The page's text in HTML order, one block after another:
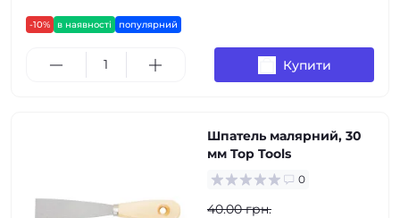
-10% в наявності популярний
Купити
Шпатель малярний, 30
мм Top Tools
0
40.00 грн.